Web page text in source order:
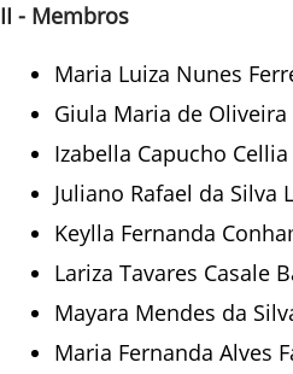
II - Membros
Maria Luiza Nunes
Giula Maria de Oliveira
Izabella Capucho
Juliano Rafael da Silva
Keylla Fernanda
Lariza Tavares Casale
Mayara Mendes da
Maria Fernanda Alves